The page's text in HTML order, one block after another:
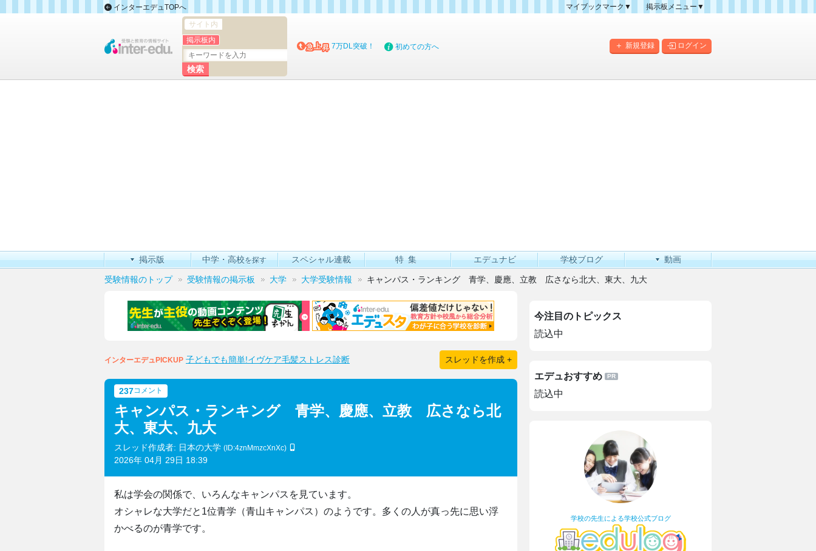
インターエデュTOPへ
マイブックマーク▼
掲示板メニュー▼
掲示板マップ
新規登録 ログイン
サイト内
掲示板内
7万DL突破！ 初めての方へ
掲示版 中学・高校を探す スペシャル連載 特集 エデュナビ 学校ブログ 動画
受験情報のトップ 受験情報の掲示板 大学 大学受験情報 キャンパス・ランキング 青学、慶應、立教 広さなら北大、東大、九大
インターエデュPICKUP 子どもでも簡単!イヴケア毛髪ストレス診断 スレッドを作成 +
237コメント
キャンパス・ランキング 青学、慶應、立教 広さなら北
大、東大、九大
スレッド作成者: 日本の大学 (ID:4znMmzcXnXc)
2026年 04月 29日 18:39
私は学会の関係で、いろんなキャンパスを見ています。
オシャレな大学だと1位青学（青山キャンパス）のようです。多くの人が真っ先に思い浮
かべるのが青学です。
今注目のトピックス
読込中
エデュおすすめ
読込中
学校の先生による学校公式ブログ